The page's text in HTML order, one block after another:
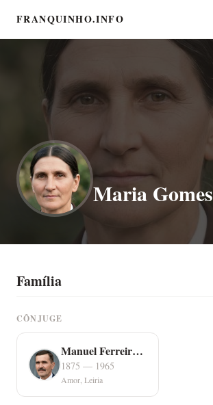
FRANQUINHO.INFO
Maria Gomes
Família
CÔNJUGE
Manuel Ferreira Serra
1875 — 1965
Amor, Leiria